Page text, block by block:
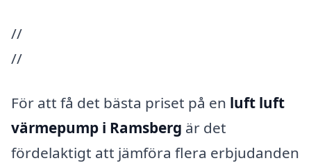
//
//
För att få det bästa priset på en luft luft
värmepump i Ramsberg är det
fördelaktigt att jämföra flera erbjudanden